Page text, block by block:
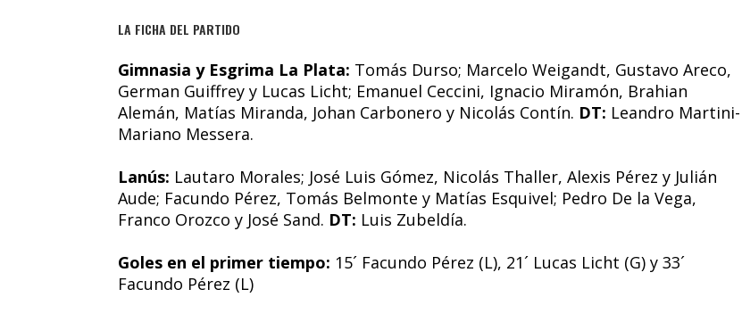
LA FICHA DEL PARTIDO
Gimnasia y Esgrima La Plata: Tomás Durso; Marcelo Weigandt, Gustavo Areco,
German Guiffrey y Lucas Licht; Emanuel Ceccini, Ignacio Miramón, Brahian
Alemán, Matías Miranda, Johan Carbonero y Nicolás Contín. DT: Leandro Martini-
Mariano Messera.
Lanús: Lautaro Morales; José Luis Gómez, Nicolás Thaller, Alexis Pérez y Julián
Aude; Facundo Pérez, Tomás Belmonte y Matías Esquivel; Pedro De la Vega,
Franco Orozco y José Sand. DT: Luis Zubeldía.
Goles en el primer tiempo: 15´ Facundo Pérez (L), 21´ Lucas Licht (G) y 33´
Facundo Pérez (L)